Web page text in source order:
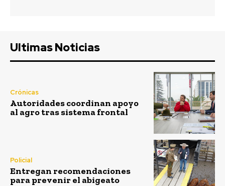
Ultimas Noticias
Crónicas
Autoridades coordinan apoyo
al agro tras sistema frontal
Policial
Entregan recomendaciones
para prevenir el abigeato